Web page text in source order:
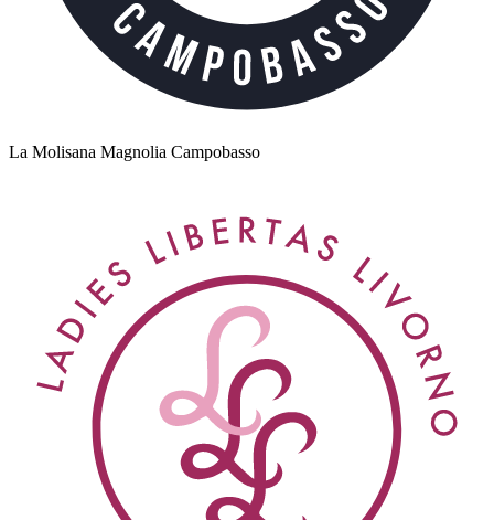
La Molisana Magnolia Campobasso